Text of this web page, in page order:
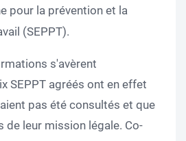
pour la prévention et la
(SEPPT).
s'avèrent
SEPPT agréés ont en effet
pas été consultés et que
de leur mission légale. Co-